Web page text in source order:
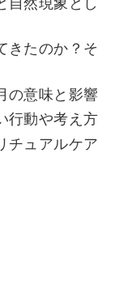
きたのか？そ
の意味と影響
行動や考え方
チュアルケア